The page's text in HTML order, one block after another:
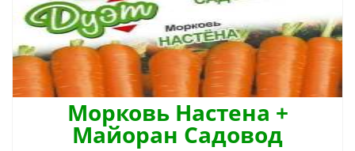
Морковь Настена +
Майоран Садовод